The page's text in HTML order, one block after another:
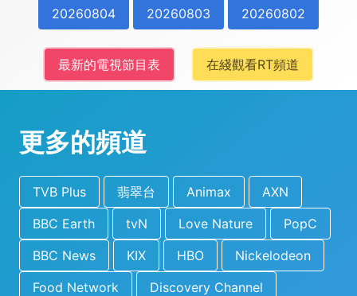
20260804
20260803 20260802
最新的電視節目表 在綫觀看RT頻道
更多的頻道
TVB Plus 翡翠台 Animax
AXN
BBC Earth
tvN Love Nature
PopC
BBC News
KIX HBO
Nickelodeon
Food Network
Discovery Channel